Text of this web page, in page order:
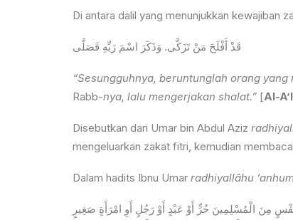
Di antara dalil yang menunjukkan kewajiban
قَدْ أَفْلَحَ مَنْ تَزَكَّى. وَذَكَرَ اسْمَ رَبِّهِ فَصَلَّى
“Sesungguhnya, beruntunglah orang
Rabb-nya, lalu mengerjakan shalat.” [Al-
Disebutkan dari Umar bin Abdul Aziz
mengeluarkan zakat fitri, kemudian
Dalam hadits Ibnu Umar radhiyallâhu
مِنَ الْمُسْلِمِينَ حُرٍّ أَوْ عَبْدٍ أَوْ رَجُلٍ أَوِ امْرَأَةٍ صَغِيرٍ